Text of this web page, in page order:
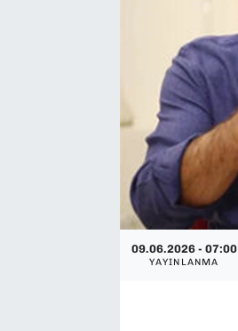
09.06.2026 - 07:00
YAYINLANMA
TEKNOLOJİ
YEREL YÖNETİMLER